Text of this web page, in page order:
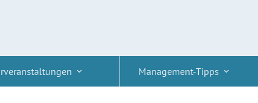
Management-Tipps